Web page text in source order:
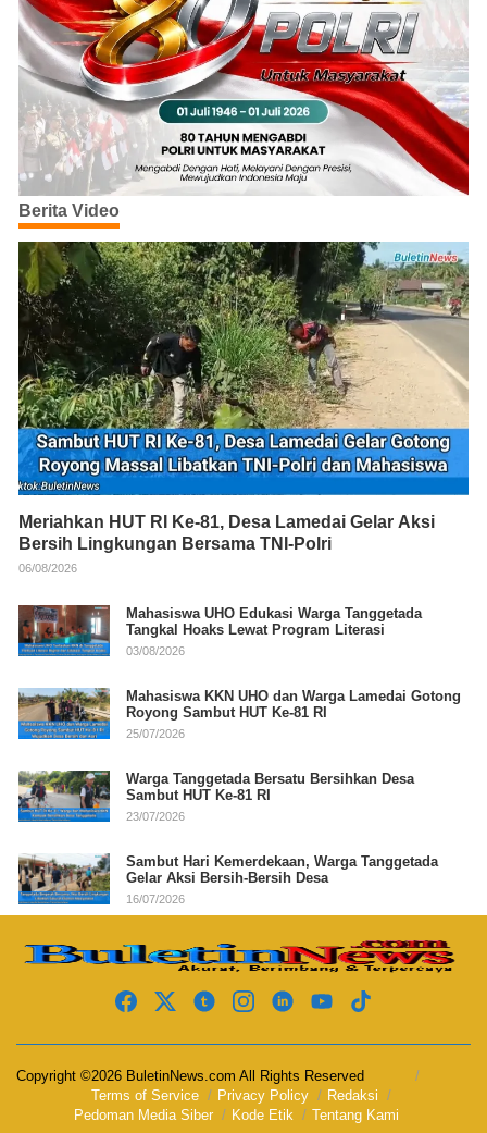
Berita Video
Meriahkan HUT RI Ke-81, Desa Lamedai Gelar Aksi
Bersih Lingkungan Bersama TNI-Polri
06/08/2026
Mahasiswa UHO Edukasi Warga Tanggetada
Tangkal Hoaks Lewat Program Literasi
03/08/2026
Mahasiswa KKN UHO dan Warga Lamedai Gotong
Royong Sambut HUT Ke-81 RI
25/07/2026
Warga Tanggetada Bersatu Bersihkan Desa
Sambut HUT Ke-81 RI
23/07/2026
Sambut Hari Kemerdekaan, Warga Tanggetada
Gelar Aksi Bersih-Bersih Desa
16/07/2026
Copyright ©2026 BuletinNews.com All Rights Reserved
Terms of Service
Privacy Policy
Redaksi
Pedoman Media Siber
Kode Etik Tentang Kami